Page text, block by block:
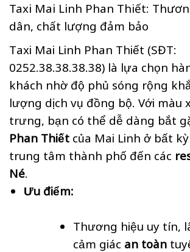
Taxi Mai Linh Phan Thiết:
dân, chất lượng đảm bảo
Taxi Mai Linh Phan Thiết (SĐT:
0252.38.38.38.38) là lựa chọn
khách nhờ độ phủ sóng rộng
lượng dịch vụ đồng bộ. Với màu
trưng, bạn có thể dễ dàng bắt
Phan Thiết của Mai Linh ở bất
trung tâm thành phố đến các
Né.
Ưu điểm:
Thương hiệu uy tín,
cảm giác an toàn